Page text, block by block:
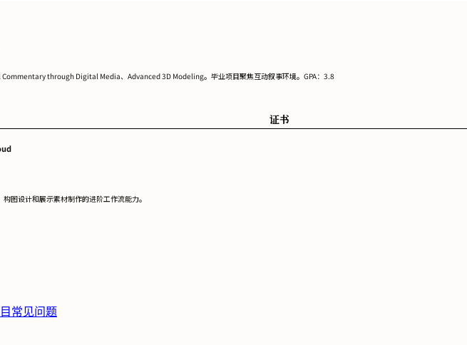
through Digital Media、Advanced 3D Modeling。毕业项目聚焦互动叙事环境。GPA：3.8
证书
图设计和展示素材制作的进阶工作流能力。
常见问题